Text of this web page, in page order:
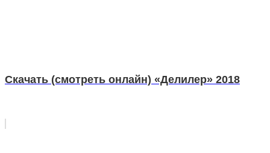
Скачать (смотреть онлайн) «Делилер» 2018